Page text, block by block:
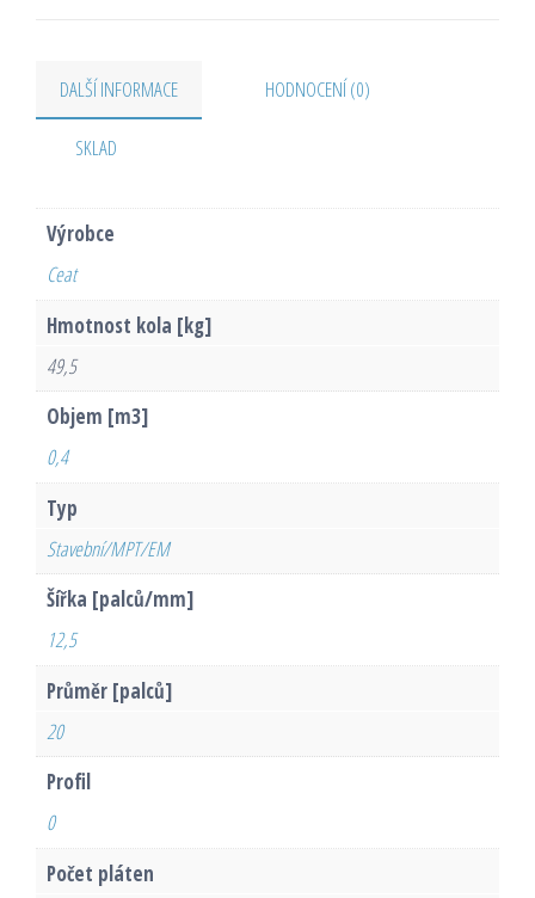
DALŠÍ INFORMACE HODNOCENÍ (0)
SKLAD
Výrobce
Ceat
Hmotnost kola [kg]
49,5
Objem [m3]
0,4
Typ
Stavební/MPT/EM
Šířka [palců/mm]
12,5
Průměr [palců]
20
Profil
0
Počet pláten